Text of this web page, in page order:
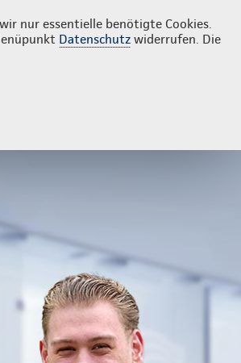
nur essentielle benötigte Cookies.
Datenschutz widerrufen. Die
Login Kontakt 0281 164690